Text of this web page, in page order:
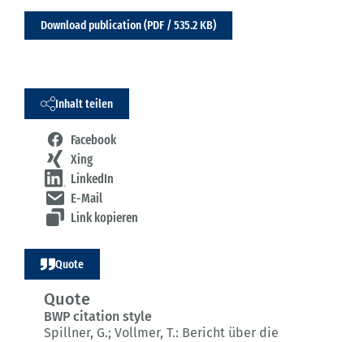
Download publication (PDF / 535.2 KB)
Inhalt teilen
Facebook
Xing
LinkedIn
E-Mail
Link kopieren
Quote
Quote
BWP citation style
Spillner, G.; Vollmer, T.: Bericht über die